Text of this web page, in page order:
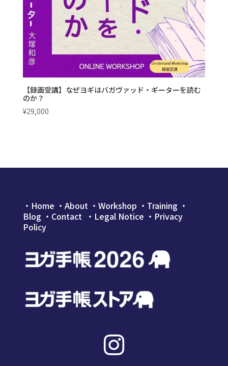
【録画受講】なぜヨギはバガヴァッド・ギーターを読む
のか？
¥29,000
・ Home ・ About・ Workshop ・ Training ・
Blog ・ Contact ・Legal Notice ・ Privacy
Policy
